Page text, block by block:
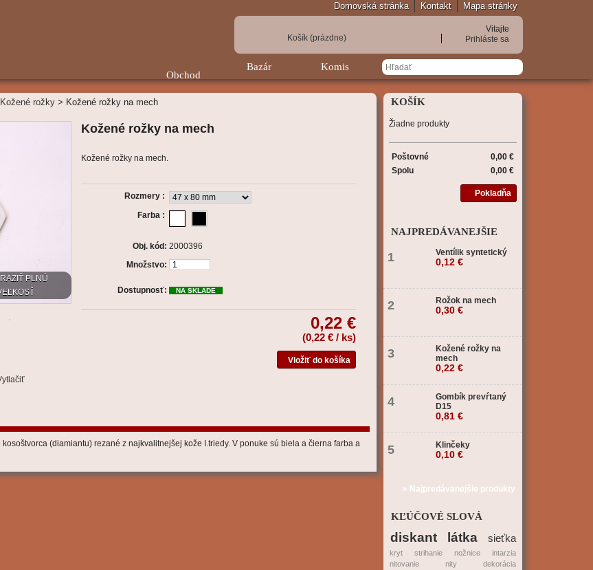
Domovská stránka Kontakt Mapa stránky
Vitajte
Prihláste sa
Košík (prázdne)
Komis
Bazár
Obchod
Kožené rožky > Kožené rožky na mech
PLNÚ
Kožené rožky na mech
Kožené rožky na mech.
Rozmery :
Farba :
Obj. kód: 2000396
Množstvo:
Dostupnosť: NA SKLADE
0,22 €
(0,22 € / ks)
kosoštvorca (diamiantu) rezané z najkvalitnejšej kože I.triedy. V ponuke sú biela a čierna farba a
KOŠÍK
Žiadne produkty
0,00 €
Poštovné
0,00 €
Spolu
Pokladňa
NAJPREDÁVANEJŠIE
1 Ventílik syntetický
0,12 €
2 Rožok na mech
0,30 €
3
Kožené rožky na
mech
0,22 €
4
Gombík prevŕtaný
D15
0,81 €
5 Klinčeky
0,10 €
» Najpredávanejšie produkty
KĽÚČOVÉ SLOVÁ
diskant látka sieťka
kryt strihanie nožnice
intarzia
nitovanie
nity
dekorácia